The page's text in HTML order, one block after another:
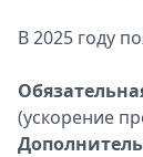
В 2025 году
(ускорение